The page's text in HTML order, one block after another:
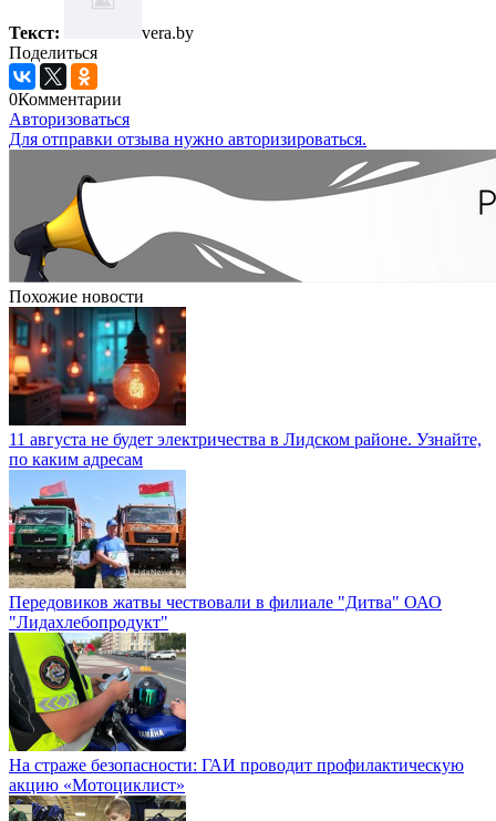
Текст:
vera.by
Поделиться
0Комментарии
Авторизоваться
Для отправки отзыва нужно авторизироваться.
Похожие новости
11 августа не будет электричества в Лидском районе. Узнайте,
по каким адресам
Передовиков жатвы чествовали в филиале "Дитва" ОАО
"Лидахлебопродукт"
На страже безопасности: ГАИ проводит профилактическую
акцию «Мотоциклист»